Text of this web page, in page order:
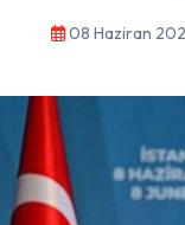
08 Haziran